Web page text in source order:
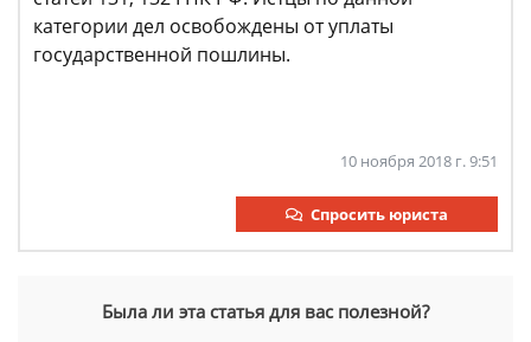
категории дел освобождены от уплаты
государственной пошлины.
10 ноября 2018 г. 9:51
Спросить юриста
Была ли эта статья для вас полезной?